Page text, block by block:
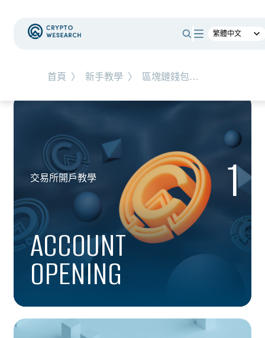
首頁 〉 新手教學 〉 區塊鏈錢包教學
1
交易所開戶教學
ACCOUNT
OPENING